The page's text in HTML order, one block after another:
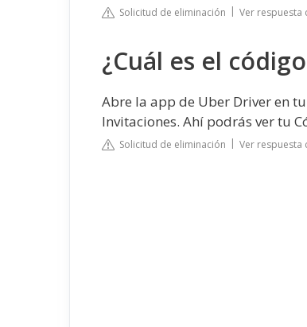
Solicitud de eliminación Ver respuesta
¿Cuál es el
Abre la app de Uber Driver en
Invitaciones. Ahí podrás ver tu
Solicitud de eliminación Ver respuesta